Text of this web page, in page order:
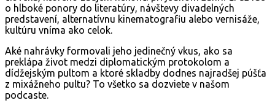
o hlboké ponory do literatúry, návštevy divadelných
predstavení, alternatívnu kinematografiu alebo vernisáže,
kultúru vníma ako celok.
Aké nahrávky formovali jeho jedinečný vkus, ako sa
preklápa život medzi diplomatickým protokolom a
dídžejským pultom a ktoré skladby dodnes najradšej púšťa
z mixážneho pultu? To všetko sa dozviete v našom
podcaste.